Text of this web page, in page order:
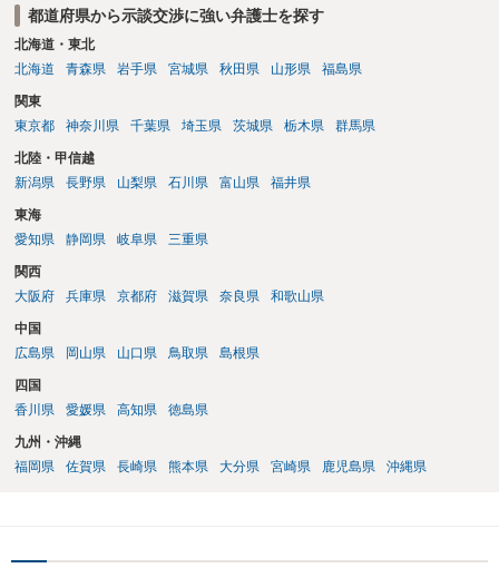
都道府県から示談交渉に強い弁護士を探す
北海道・東北
北海道
青森県 岩手県 宮城県 秋田県 山形県 福島県
関東
東京都
神奈川県 千葉県 埼玉県 茨城県 栃木県 群馬県
北陸・甲信越
新潟県
長野県 山梨県 石川県 富山県 福井県
東海
愛知県
静岡県 岐阜県 三重県
関西
大阪府
兵庫県 京都府 滋賀県 奈良県 和歌山県
中国
広島県
岡山県 山口県 鳥取県 島根県
四国
香川県
愛媛県 高知県 徳島県
九州・沖縄
福岡県
佐賀県 長崎県 熊本県 大分県 宮崎県 鹿児島県 沖縄県